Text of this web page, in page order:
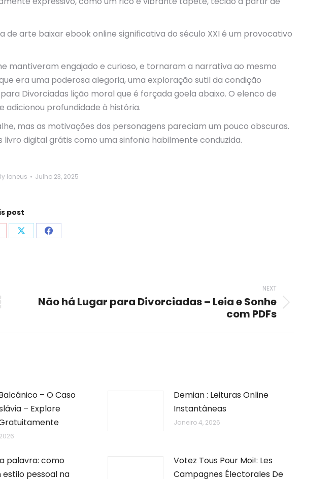
arte baixar ebook online significativa do século XXI é um provocativo
mantiveram engajado e curioso, e tornaram a narrativa ao mesmo
era uma poderosa alegoria, uma exploração sutil da condição
Divorciadas lição moral que é forçada goela abaixo. O elenco de
adicionou profundidade à história.
mas as motivações dos personagens pareciam um pouco obscuras.
digital grátis como uma sinfonia habilmente conduzida.
loneus Julho 23, 2025
post
Share Share
NEXT
Não há Lugar para Divorciadas – Leia e Sonhe
com PDFs
– O Caso
– Explore
Demian : Leituras Online
Instantâneas
Janeiro 4, 2026
palavra: como
pessoal na
Votez Tous Pour Moi!: Les
Campagnes Électorales De